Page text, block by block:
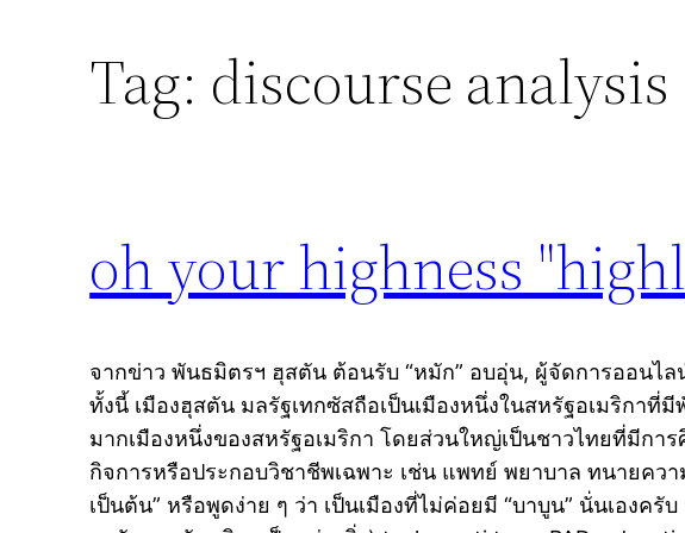
Tag: discourse analysis
oh your highness
จากข่าว พันธมิตรฯ ฮุสตัน ต้อนรับ “หมัก” อบอุ่น, ผู้จัดการออนไล
ทั้งนี้ เมืองฮุสตัน มลรัฐเทกซัสถือเป็นเมืองหนึ่งในสหรัฐอเมริกาที่
มากเมืองหนึ่งของสหรัฐอเมริกา โดยส่วนใหญ่เป็นชาวไทยที่มีการ
กิจการหรือประกอบวิชาชีพเฉพาะ เช่น แพทย์ พยาบาล ทนายคว
เป็นต้น” หรือพูดง่าย ๆ ว่า เป็นเมืองที่ไม่ค่อยมี “บาบูน” นั่นเองครั